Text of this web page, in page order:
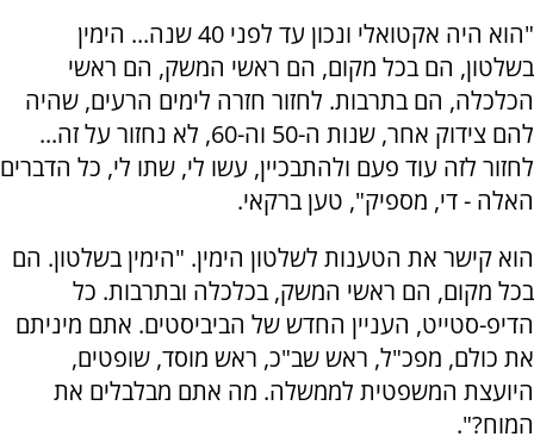
"הוא היה אקטואלי ונכון עד לפני 40 שנה... הימין
בשלטון, הם בכל מקום, הם ראשי המשק, הם ראשי
הכלכלה, הם בתרבות. לחזור חזרה לימים הרעים, שהיה
להם צידוק אחר, שנות ה-50 וה-60, לא נחזור על זה...
לחזור לזה עוד פעם ולהתבכיין, עשו לי, שתו לי, כל הדברים
האלה - די, מספיק", טען ברקאי.
הוא קישר את הטענות לשלטון הימין. "הימין בשלטון. הם
בכל מקום, הם ראשי המשק, בכלכלה ובתרבות. כל
הדיפ-סטייט, העניין החדש של הביביסטים. אתם מיניתם
את כולם, מפכ"ל, ראש שב"כ, ראש מוסד, שופטים,
היועצת המשפטית לממשלה. מה אתם מבלבלים את
המוח?".